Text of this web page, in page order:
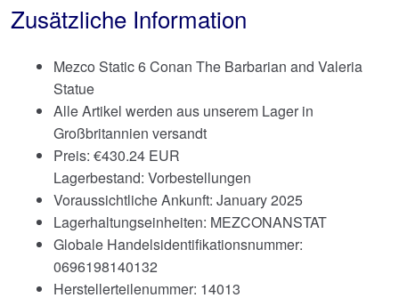
Zusätzliche Information
Mezco Static 6 Conan The Barbarian and Valeria
Statue
Alle Artikel werden aus unserem Lager in
Großbritannien versandt
Preis: €430.24 EUR
Lagerbestand: Vorbestellungen
Voraussichtliche Ankunft: January 2025
Lagerhaltungseinheiten: MEZCONANSTAT
Globale Handelsidentifikationsnummer:
0696198140132
Herstellerteilenummer: 14013